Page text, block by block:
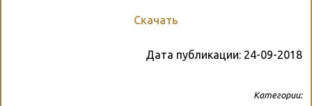
Скачать
Дата публикации: 24-09-2018
Категории: